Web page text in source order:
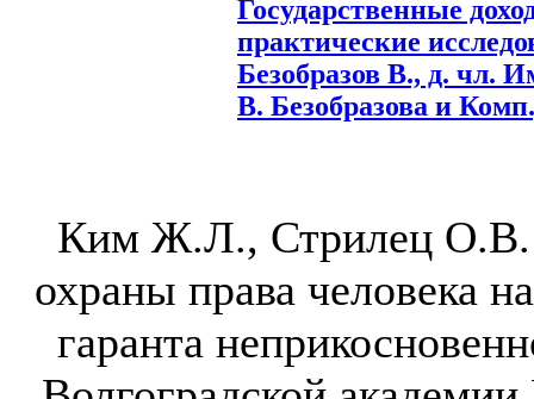
Государственные
практические
Безобразов В., д. чл.
В. Безобразова и
Ким Ж.Л., Стрилец О.В.
охраны права человека
гаранта